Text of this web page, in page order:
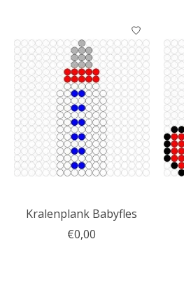
Kralenplank Babyfles
€0,00